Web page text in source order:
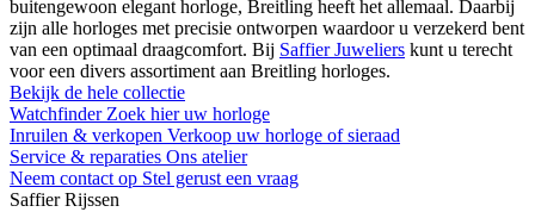
buitengewoon elegant horloge, Breitling heeft het allemaal. Daarbij
zijn alle horloges met precisie ontworpen waardoor u verzekerd bent
van een optimaal draagcomfort. Bij Saffier Juweliers kunt u terecht
voor een divers assortiment aan Breitling horloges.
Bekijk de hele collectie
Watchfinder Zoek hier uw horloge
Inruilen & verkopen Verkoop uw horloge of sieraad
Service & reparaties Ons atelier
Neem contact op Stel gerust een vraag
Saffier Rijssen